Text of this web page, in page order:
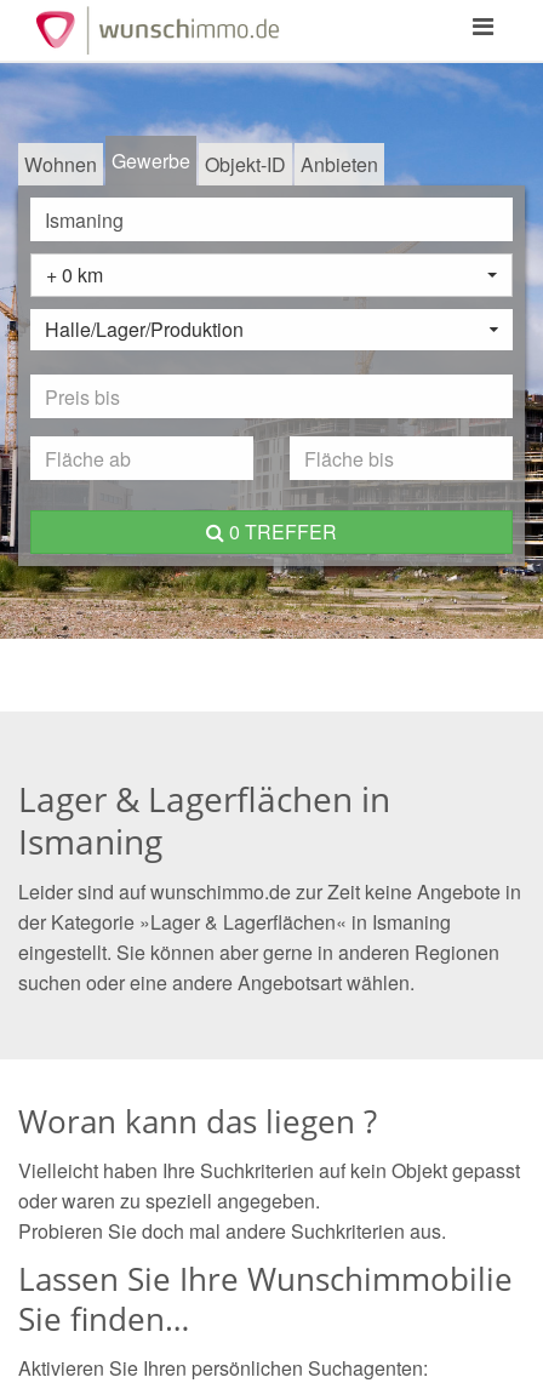
Toggle
Wohnen Gewerbe Objekt-ID Anbieten
+ 0 km
Halle/Lager/Produktion
0 TREFFER
Lager & Lagerflächen in
Ismaning
Leider sind auf wunschimmo.de zur Zeit keine Angebote in
der Kategorie »Lager & Lagerflächen« in Ismaning
eingestellt. Sie können aber gerne in anderen Regionen
suchen oder eine andere Angebotsart wählen.
Woran kann das liegen ?
Vielleicht haben Ihre Suchkriterien auf kein Objekt gepasst
oder waren zu speziell angegeben.
Probieren Sie doch mal andere Suchkriterien aus.
Lassen Sie Ihre Wunschimmobilie
Sie finden…
Aktivieren Sie Ihren persönlichen Suchagenten: